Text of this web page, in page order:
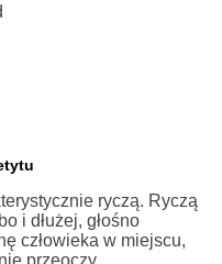
ryczą. Ryczą
i dłużej, głośno
człowieka w miejscu,
przeoczy.